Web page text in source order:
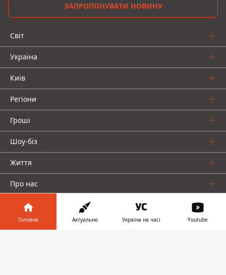
ЗАПРОПОНУВАТИ НОВИНУ
Світ
Україна
Київ
Регіони
Гроші
Шоу-біз
Життя
Про нас
Головна Актуально Україна на часі Youtube